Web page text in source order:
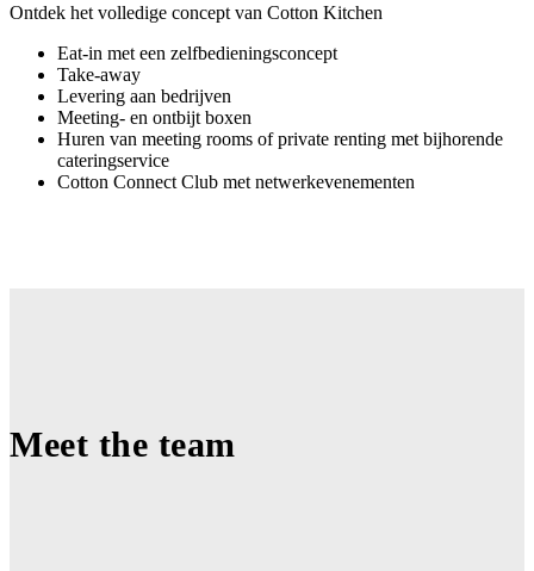
Ontdek het volledige concept van Cotton Kitchen
Eat-in met een zelfbedieningsconcept
Take-away
Levering aan bedrijven
Meeting- en ontbijt boxen
Huren van meeting rooms of private renting met bijhorende
cateringservice
Cotton Connect Club met netwerkevenementen
Meet the team